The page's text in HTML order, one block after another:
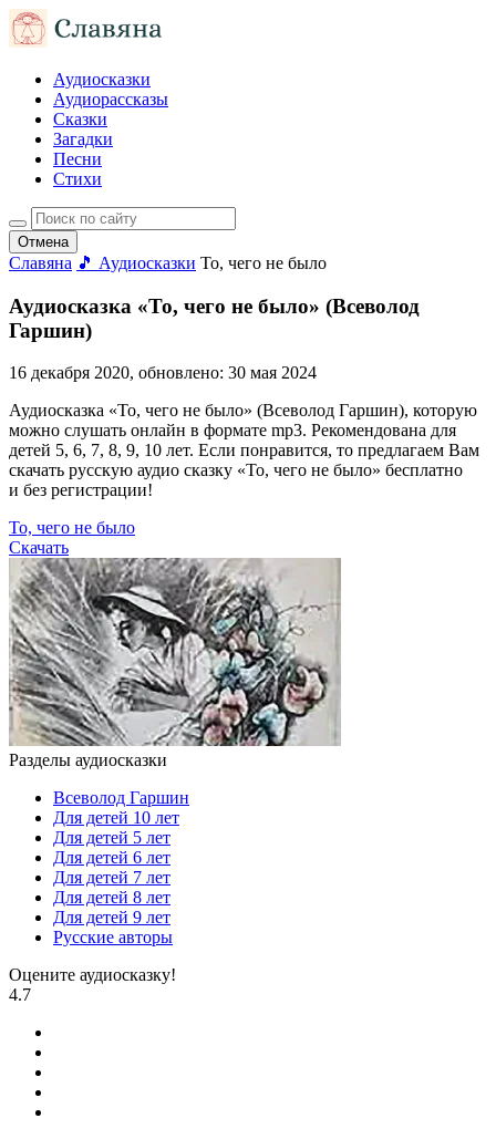
Аудиосказки
Аудиорассказы
Сказки
Загадки
Песни
Стихи
Отмена
Славяна 🎵 Аудиосказки То, чего не было
Аудиосказка «То, чего не было» (Всеволод
Гаршин)
16 декабря 2020, обновлено: 30 мая 2024
Аудиосказка «То, чего не было» (Всеволод Гаршин), которую
можно слушать онлайн в формате mp3. Рекомендована для
детей 5, 6, 7, 8, 9, 10 лет. Если понравится, то предлагаем Вам
скачать русскую аудио сказку «То, чего не было» бесплатно
и без регистрации!
То, чего не было
Скачать
Разделы аудиосказки
Всеволод Гаршин
Для детей 10 лет
Для детей 5 лет
Для детей 6 лет
Для детей 7 лет
Для детей 8 лет
Для детей 9 лет
Русские авторы
Оцените аудиосказку!
4.7